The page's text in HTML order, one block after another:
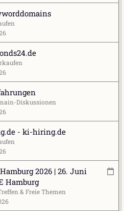
t
Diskussionen
- ki-hiring.de
2026 | 26. Juni
Hamburg
& Freie Themen